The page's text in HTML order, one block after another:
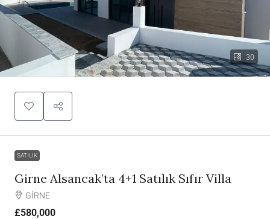
30
SATILIK
Girne Alsancak’ta 4+1 Satılık Sıfır Villa
GİRNE
£580,000